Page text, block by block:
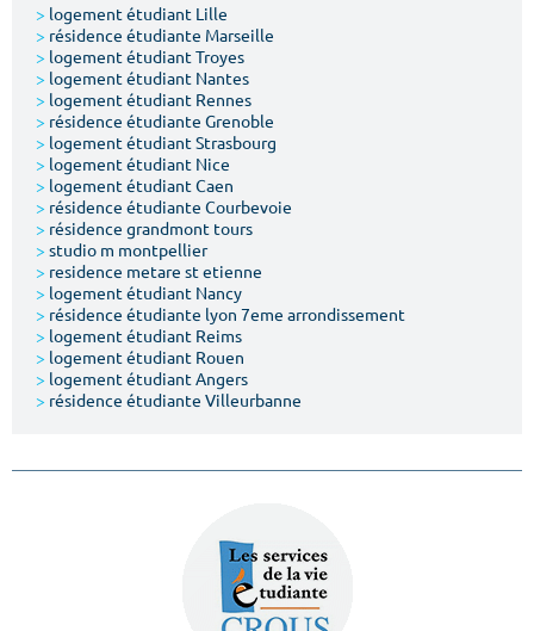
> logement étudiant Lille
> résidence étudiante Marseille
> logement étudiant Troyes
> logement étudiant Nantes
> logement étudiant Rennes
> résidence étudiante Grenoble
> logement étudiant Strasbourg
> logement étudiant Nice
> logement étudiant Caen
> résidence étudiante Courbevoie
> résidence grandmont tours
> studio m montpellier
> residence metare st etienne
> logement étudiant Nancy
> résidence étudiante lyon 7eme arrondissement
> logement étudiant Reims
> logement étudiant Rouen
> logement étudiant Angers
> résidence étudiante Villeurbanne